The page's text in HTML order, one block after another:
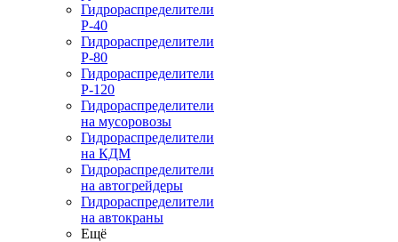
Гидрораспределители
Р-40
Гидрораспределители
Р-80
Гидрораспределители
Р-120
Гидрораспределители
на мусоровозы
Гидрораспределители
на КДМ
Гидрораспределители
на автогрейдеры
Гидрораспределители
на автокраны
Ещё